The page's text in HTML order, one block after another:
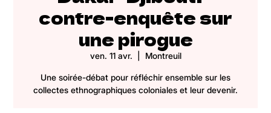
contre-enquête sur
une pirogue
ven. 11 avr. Montreuil
Une soirée-débat pour réfléchir ensemble sur les
collectes ethnographiques coloniales et leur devenir.